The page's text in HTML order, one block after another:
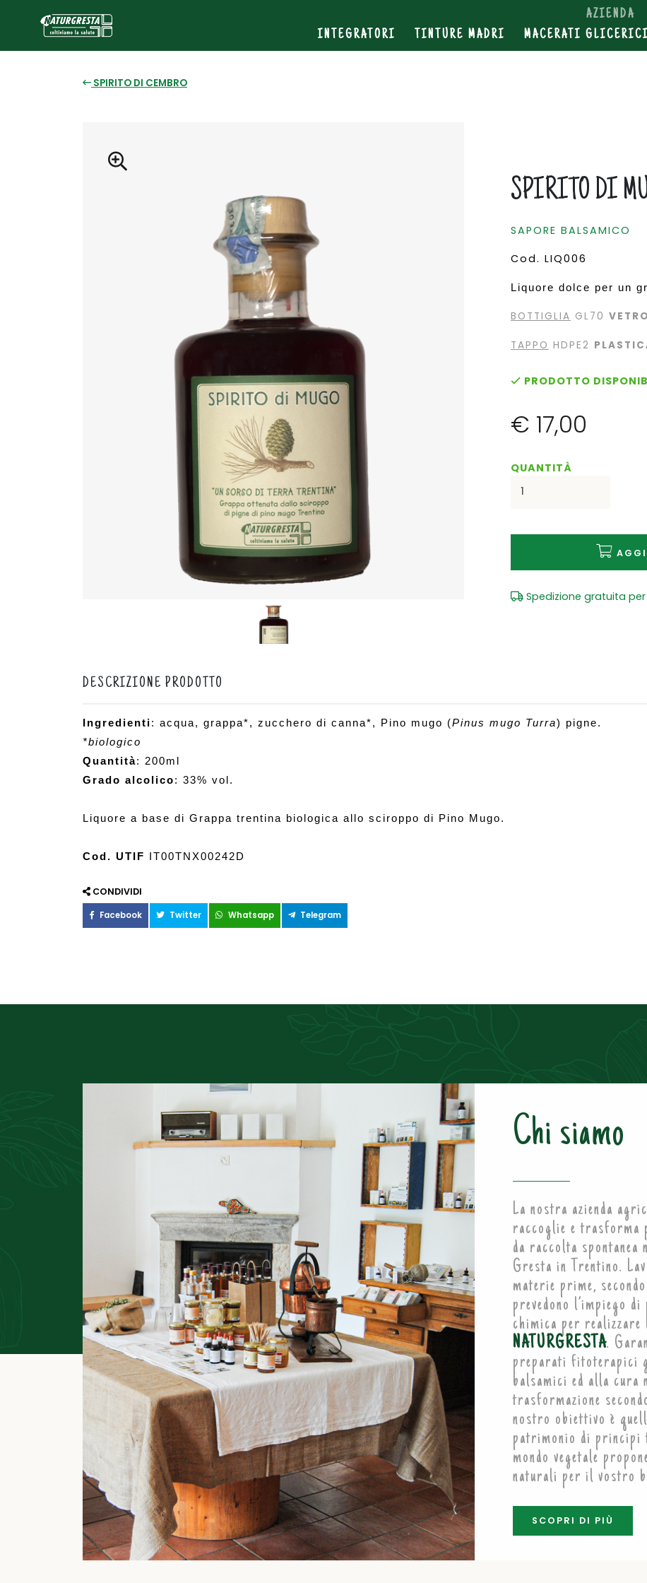
AZIENDA
INTEGRATORI TINTURE MADRI MACERATI GLICERICI
PRODOTTI ERBORISTICI
SPIRITO DI CEMBRO
SPIRITO DI
SAPORE BALSAMICO
Cod. LIQ006
Liquore dolce per un
BOTTIGLIA GL70 VETRO
TAPPO HDPE2
PRODOTTO
€ 17,00
QUANTITÀ
Spedizione gratuita
DESCRIZIONE PRODOTTO
Ingredienti: acqua, grappa*, zucchero di canna*, Pino mugo (Pinus mugo Turra) pigne.
*biologico
Quantità: 200ml
Grado alcolico: 33% vol.
Liquore a base di Grappa trentina biologica allo sciroppo di Pino Mugo.
Cod. UTIF IT00TNX00242D
CONDIVIDI
Facebook Twitter Whatsapp Telegram
Chi siamo
La nostra azienda
raccoglie e trasforma
da raccolta
Gresta in Trentino.
materie prime,
prevedono l’impiego
chimica per
NATURGRESTA.
preparati fitoterapici
balsamici ed alla cura
trasformazione
nostro obiettivo è
patrimonio di principi
mondo vegetale
naturali per il vostro
SCOPRI DI PIÙ